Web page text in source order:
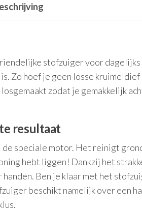
stofzuiger voor
Zo hoef je geen losse
zodat je gemakkelijk
resultaat
speciale motor. Het reinigt
hebt liggen! Dankzij het
Ben je klaar met het
beschikt namelijk over een